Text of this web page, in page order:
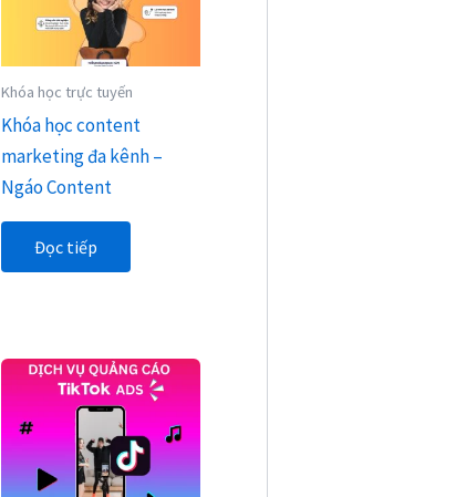
Khóa học trực tuyến
Khóa học content
marketing đa kênh –
Ngáo Content
Đọc tiếp